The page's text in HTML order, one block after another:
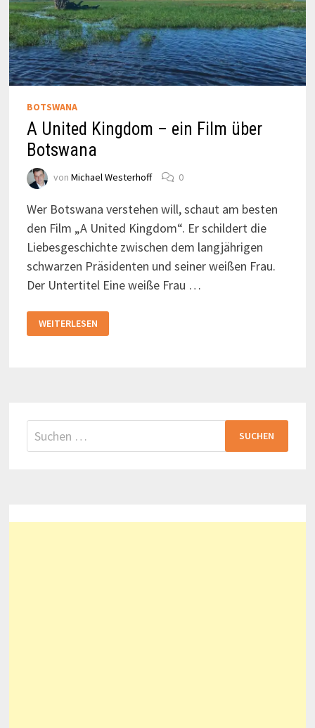
BOTSWANA
A United Kingdom – ein Film über
Botswana
von Michael Westerhoff 0
Wer Botswana verstehen will, schaut am besten
den Film „A United Kingdom“. Er schildert die
Liebesgeschichte zwischen dem langjährigen
schwarzen Präsidenten und seiner weißen Frau.
Der Untertitel Eine weiße Frau …
UNITED
KINGDOM
WEITERLESEN
Suchen
nach: